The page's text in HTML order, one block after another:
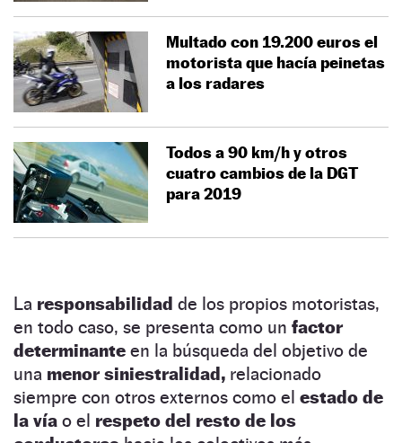
Multado con 19.200 euros el
motorista que hacía peinetas
a los radares
Todos a 90 km/h y otros
cuatro cambios de la DGT
para 2019
La responsabilidad de los propios motoristas,
en todo caso, se presenta como un factor
determinante en la búsqueda del objetivo de
una menor siniestralidad, relacionado
siempre con otros externos como el estado de
la vía o el respeto del resto de los